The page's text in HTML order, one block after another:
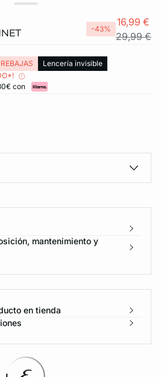
-43%
16,99 €
29,99 €
Lencería invisible
con
mantenimiento y
en tienda